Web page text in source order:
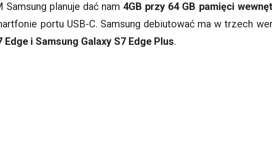
Samsung planuje dać nam 4GB przy 64 GB pamięci
portu USB-C. Samsung debiutować ma w trzech
Edge i Samsung Galaxy S7 Edge Plus.